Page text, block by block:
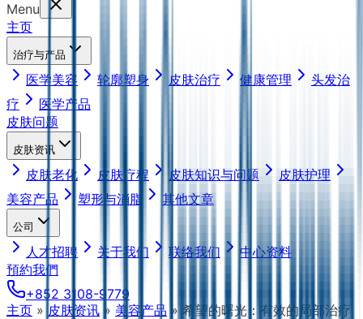
Menu
主页
治疗与产品
医学美容 轮廓塑身 皮肤治疗 健康管理
头发治
疗
医学产品
皮肤问题
皮肤资讯
皮肤老化 皮肤疗程 皮肤知识与问题
皮肤护理
美容产品
塑形与消脂 其他文章
公司
人才招聘 关于我们 联络我们
中心资料
預約我們
+852 3108-9779
主页 » 皮肤资讯 » 美容产品 » 希望的曙光：有效的局部治疗